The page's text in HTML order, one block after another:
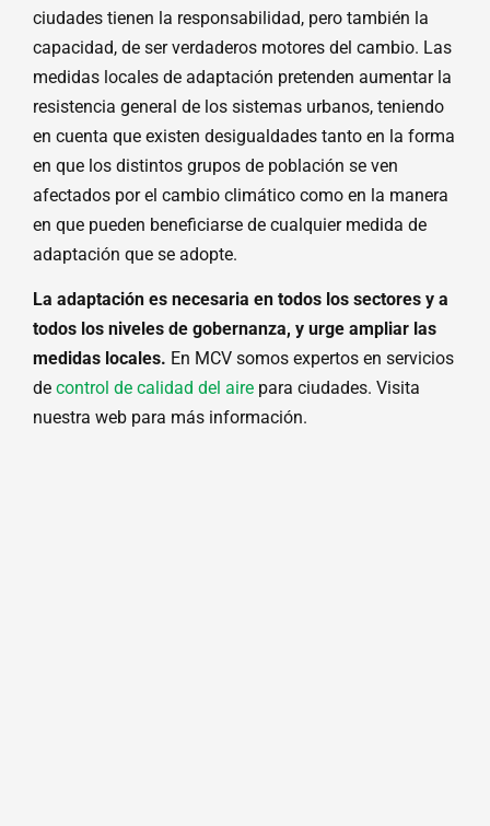
ciudades tienen la responsabilidad, pero también la
capacidad, de ser verdaderos motores del cambio. Las
medidas locales de adaptación pretenden aumentar la
resistencia general de los sistemas urbanos, teniendo
en cuenta que existen desigualdades tanto en la forma
en que los distintos grupos de población se ven
afectados por el cambio climático como en la manera
en que pueden beneficiarse de cualquier medida de
adaptación que se adopte.
La adaptación es necesaria en todos los sectores y a
todos los niveles de gobernanza, y urge ampliar las
medidas locales. En MCV somos expertos en servicios
de control de calidad del aire para ciudades. Visita
nuestra web para más información.